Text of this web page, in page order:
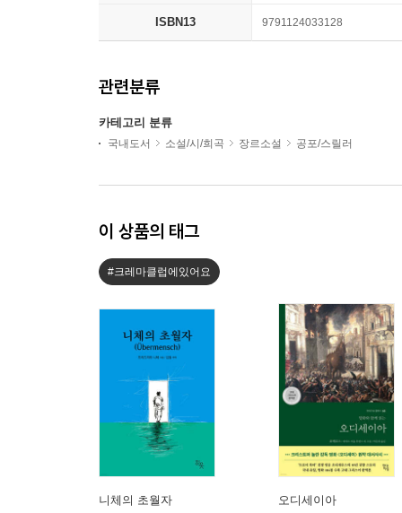
ISBN13 9791124033128
관련분류
카테고리 분류
국내도서 소설/시/희곡 장르소설 공포/스릴러
이 상품의 태그
#크레마클럽에있어요
니체의 초월자 오디세이아